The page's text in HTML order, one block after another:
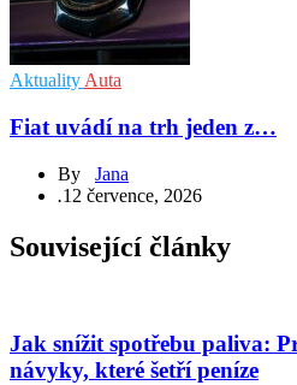
Aktuality Auta
Fiat uvádí na trh jeden z…
By Jana
.12 července, 2026
Související články
Jak snížit spotřebu paliva:
návyky, které šetří peníze